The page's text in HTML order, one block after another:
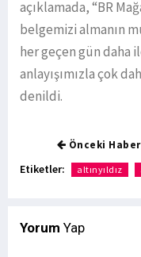
açıklamada, “BR
belgemizi almanın
her geçen gün daha
anlayışımızla çok
denildi.
Önceki Haber
Etiketler: altınyıldız
Yorum Yap